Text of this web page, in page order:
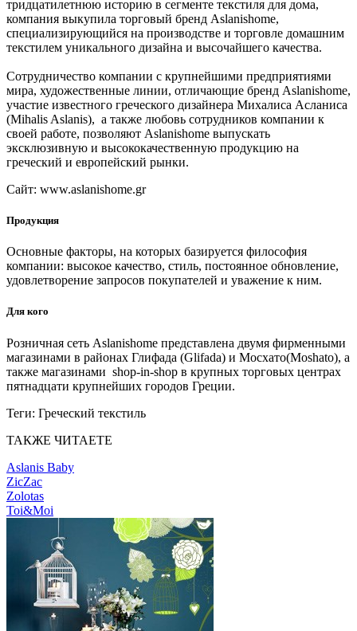
тридцатилетнюю историю в сегменте текстиля для дома,
компания выкупила торговый бренд Aslanishome,
специализирующийся на производстве и торговле домашним
текстилем уникального дизайна и высочайшего качества.
Сотрудничество компании с крупнейшими предприятиями
мира, художественные линии, отличающие бренд Aslanishome,
участие известного греческого дизайнера Михалиса Асланиса
(Mihalis Aslanis), а также любовь сотрудников компании к
своей работе, позволяют Aslanishome выпускать
эксклюзивную и высококачественную продукцию на
греческий и европейский рынки.
Сайт: www.aslanishome.gr
Продукция
Основные факторы, на которых базируется философия
компании: высокое качество, стиль, постоянное обновление,
удовлетворение запросов покупателей и уважение к ним.
Для кого
Розничная сеть Aslanishome представлена двумя фирменными
магазинами в районах Глифада (Glifada) и Мосхато(Moshato), а
также магазинами shop-in-shop в крупных торговых центрах
пятнадцати крупнейших городов Греции.
Теги: Греческий текстиль
ТАКЖЕ ЧИТАЕТЕ
Aslanis Baby
ZicZac
Zolotas
Toi&Moi